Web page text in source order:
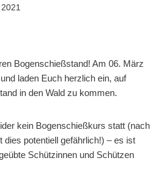
Bogenschießstand! Am 06. März
laden Euch herzlich ein, auf
in den Wald zu kommen.
kein Bogenschießkurs statt (nach
potentiell gefährlich!) – es ist
Schützinnen und Schützen